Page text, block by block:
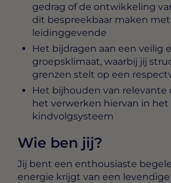
gedrag of de ontwikkeling
dit bespreekbaar maken met
leidinggevende
Het bijdragen aan een veilig
groepsklimaat, waarbij jij
grenzen stelt op een
Het bijhouden van relevante
het verwerken hiervan in het
kindvolgsysteem
Wie ben jij?
Jij bent een enthousiaste
energie krijgt van een